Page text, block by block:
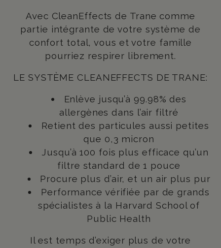
Avec CleanEffects de Trane comme
partie intégrante de votre système de
confort total, vous et votre famille
pourriez respirer librement.
LE SYSTÈME CLEANEFFECTS DE TRANE:
Enlève jusqu’à 99.98% des
allergènes dans l’air filtré
Retient des particules aussi petites
que 0,3 micron
Jusqu’à 100 fois plus efficace qu’un
filtre standard de 1 pouce
Procure plus d’air, et un air plus pur
Performance vérifiée par de grands
spécialistes à la Harvard School of
Public Health
Il est temps d’exiger plus de votre